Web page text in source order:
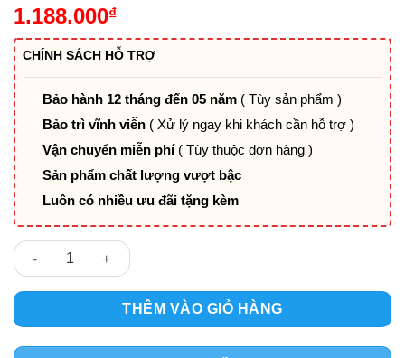
1.188.000₫
CHÍNH SÁCH HỖ TRỢ
Bảo hành 12 tháng đến 05 năm ( Tùy sản phẩm )
Bảo trì vĩnh viễn ( Xử lý ngay khi khách cần hỗ trợ )
Vận chuyển miễn phí ( Tùy thuộc đơn hàng )
Sản phẩm chất lượng vượt bậc
Luôn có nhiều ưu đãi tặng kèm
Ghế bọc da lưng trung PV304 số lượng
THÊM VÀO GIỎ HÀNG